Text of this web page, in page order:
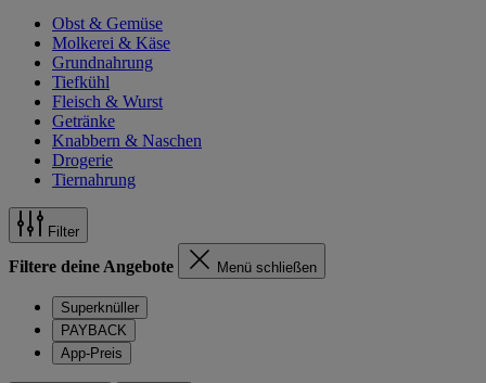
Obst & Gemüse
Molkerei & Käse
Grundnahrung
Tiefkühl
Fleisch & Wurst
Getränke
Knabbern & Naschen
Drogerie
Tiernahrung
Filter
Filtere deine Angebote Menü schließen
Superknüller
PAYBACK
App-Preis